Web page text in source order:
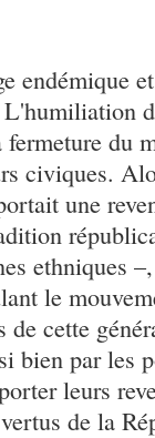
endémique
du
civiques.
une
ethniques
le
cette
bien par les
leurs
de la